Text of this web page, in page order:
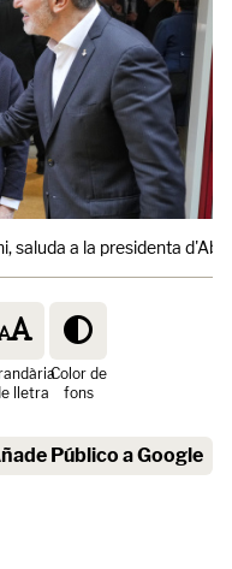
saluda a la presidenta
lletra
Color de
fons
Público a Google